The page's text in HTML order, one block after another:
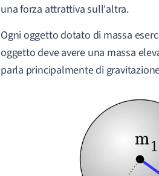
una forza attrattiva sull'altra.
Ogni oggetto dotato di massa
oggetto deve avere una massa
parla principalmente di